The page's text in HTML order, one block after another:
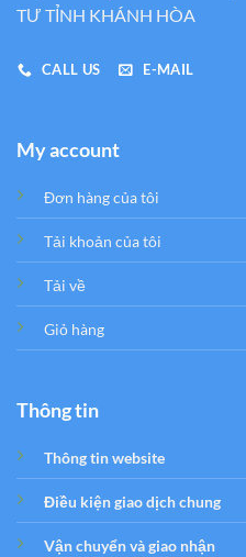
TƯ TỈNH KHÁNH HÒA
CALL US E-MAIL
My account
Đơn hàng của tôi
Tải khoản của tôi
Tải về
Giỏ hàng
Thông tin
Thông tin website
Điều kiện giao dịch chung
Vận chuyển và giao nhận